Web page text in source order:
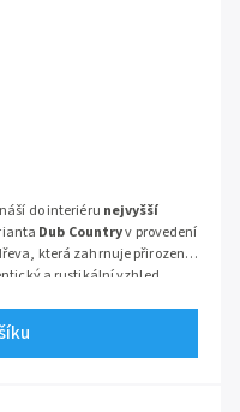
do interiéru nejvyšší
Dub Countryv provedení
která zahrnuje přirozené
a rustikální vzhled.
opticky sjednocují prostor